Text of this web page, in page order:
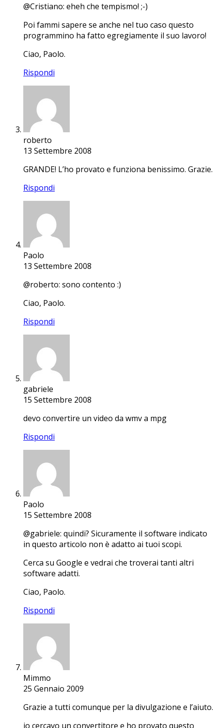
@Cristiano: eheh che tempismo! ;-)
Poi fammi sapere se anche nel tuo caso questo
programmino ha fatto egregiamente il suo lavoro!
Ciao, Paolo.
Rispondi
roberto
13 Settembre 2008
GRANDE! L’ho provato e funziona benissimo. Grazie.
Rispondi
Paolo
13 Settembre 2008
@roberto: sono contento :)
Ciao, Paolo.
Rispondi
gabriele
15 Settembre 2008
devo convertire un video da wmv a mpg
Rispondi
Paolo
15 Settembre 2008
@gabriele: quindi? Sicuramente il software indicato
in questo articolo non è adatto ai tuoi scopi.
Cerca su Google e vedrai che troverai tanti altri
software adatti.
Ciao, Paolo.
Rispondi
Mimmo
25 Gennaio 2009
Grazie a tutti comunque per la divulgazione e l’aiuto.
io cercavo un convertitore e ho provato questo